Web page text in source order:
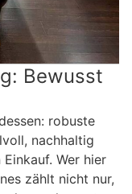
Bewusst
robuste
nachhaltig
Wer hier
zählt nicht nur,